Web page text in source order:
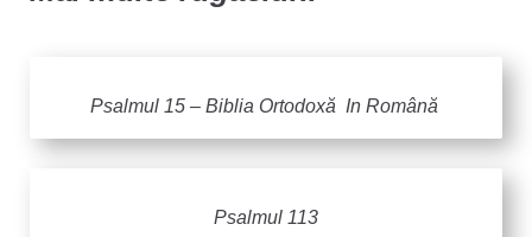
Psalmul 15 – Biblia Ortodoxă In Română
Psalmul 113